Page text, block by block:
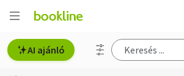
AI ajánló